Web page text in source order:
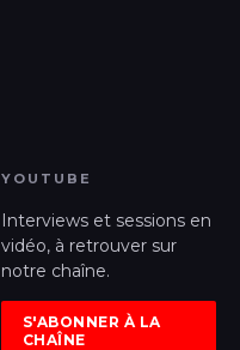
YOUTUBE
Interviews et sessions en
vidéo, à retrouver sur
notre chaîne.
S'ABONNER À LA
CHAÎNE